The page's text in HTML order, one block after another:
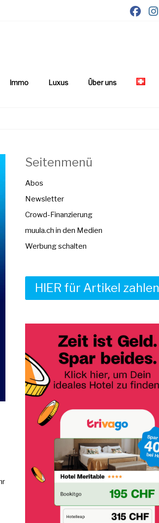
Immo Luxus Über uns
Seitenmenü
Abos
Newsletter
Crowd-Finanzierung
muula.ch in den Medien
Werbung schalten
HIER für Artikel zahlen